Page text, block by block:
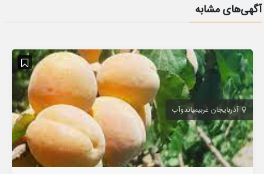
آگهی‌های مشابه
آذربایجان غربیمیاندوآب